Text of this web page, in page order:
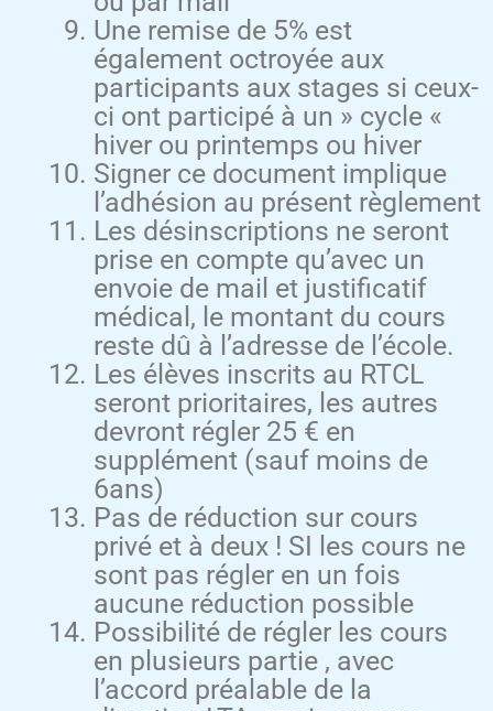
Une remise de 5% est
également octroyée aux
participants aux stages si ceux-
ci ont participé à un » cycle «
hiver ou printemps ou hiver
Signer ce document implique
l’adhésion au présent règlement
Les désinscriptions ne seront
prise en compte qu’avec un
envoie de mail et justificatif
médical, le montant du cours
reste dû à l’adresse de l’école.
Les élèves inscrits au RTCL
seront prioritaires, les autres
devront régler 25 € en
supplément (sauf moins de
6ans)
Pas de réduction sur cours
privé et à deux ! SI les cours ne
sont pas régler en un fois
aucune réduction possible
Possibilité de régler les cours
en plusieurs partie , avec
l’accord préalable de la